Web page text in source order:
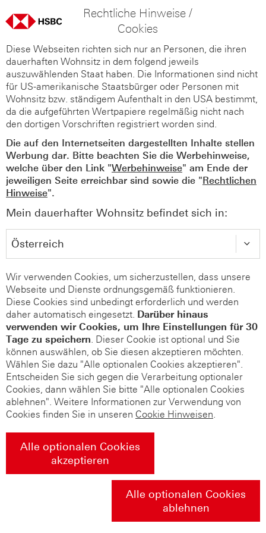
Rechtliche Hinweise /
Cookies
Diese Webseiten richten sich nur an Personen, die ihren
dauerhaften Wohnsitz in dem folgend jeweils
auszuwählenden Staat haben. Die Informationen sind nicht
für US-amerikanische Staatsbürger oder Personen mit
Wohnsitz bzw. ständigem Aufenthalt in den USA bestimmt,
da die aufgeführten Wertpapiere regelmäßig nicht nach
den dortigen Vorschriften registriert worden sind.
Die auf den Internetseiten dargestellten Inhalte stellen
Werbung dar. Bitte beachten Sie die Werbehinweise,
welche über den Link "Werbehinweise" am Ende der
jeweiligen Seite erreichbar sind sowie die "Rechtlichen
Hinweise".
Mein dauerhafter Wohnsitz befindet sich in:
Wir verwenden Cookies, um sicherzustellen, dass unsere
Webseite und Dienste ordnungsgemäß funktionieren.
Diese Cookies sind unbedingt erforderlich und werden
daher automatisch eingesetzt. Darüber hinaus
verwenden wir Cookies, um Ihre Einstellungen für 30
Tage zu speichern. Dieser Cookie ist optional und Sie
können auswählen, ob Sie diesen akzeptieren möchten.
Wählen Sie dazu "Alle optionalen Cookies akzeptieren".
Entscheiden Sie sich gegen die Verarbeitung optionaler
Cookies, dann wählen Sie bitte "Alle optionalen Cookies
ablehnen". Weitere Informationen zur Verwendung von
Cookies finden Sie in unseren Cookie Hinweisen.
Alle optionalen Cookies
akzeptieren
Alle optionalen Cookies
ablehnen